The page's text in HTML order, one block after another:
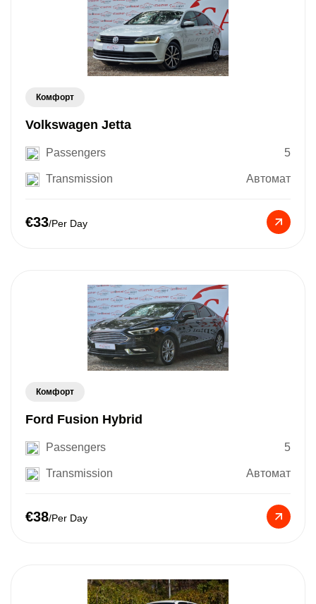
Комфорт
Volkswagen Jetta
Passengers 5
Transmission Автомат
€33/Per Day
Комфорт
Ford Fusion Hybrid
Passengers 5
Transmission Автомат
€38/Per Day